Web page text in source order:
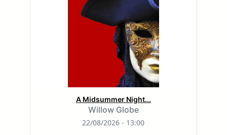
A Midsummer Night...
Willow Globe
22/08/2026 - 13:00